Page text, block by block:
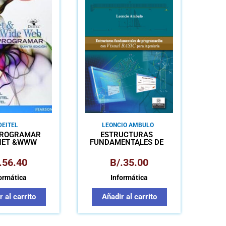
&WWW
56.40
al carrito
LEONCIO AMBULO
ESTRUCTURAS
FUNDAMENTALES DE
VISUAL BASIC PARA
INGENIERÍA
B/.35.00
Informática
Añadir al carrito